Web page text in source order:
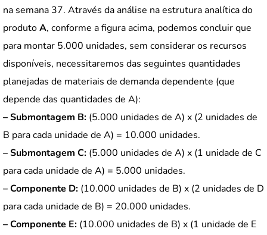
na semana 37. Através da análise na estrutura analítica do
produtoA, conforme a figura acima, podemos concluir que
para montar 5.000 unidades, sem considerar os recursos
disponíveis, necessitaremos das seguintes quantidades
planejadas de materiais de demanda dependente (que
depende das quantidades de A):
– Submontagem B: (5.000 unidades de A) x (2 unidades de
B para cada unidade de A) = 10.000 unidades.
– Submontagem C: (5.000 unidades de A) x (1 unidade de C
para cada unidade de A) = 5.000 unidades.
– Componente D: (10.000 unidades de B) x (2 unidades de D
para cada unidade de B) = 20.000 unidades.
– Componente E: (10.000 unidades de B) x (1 unidade de E